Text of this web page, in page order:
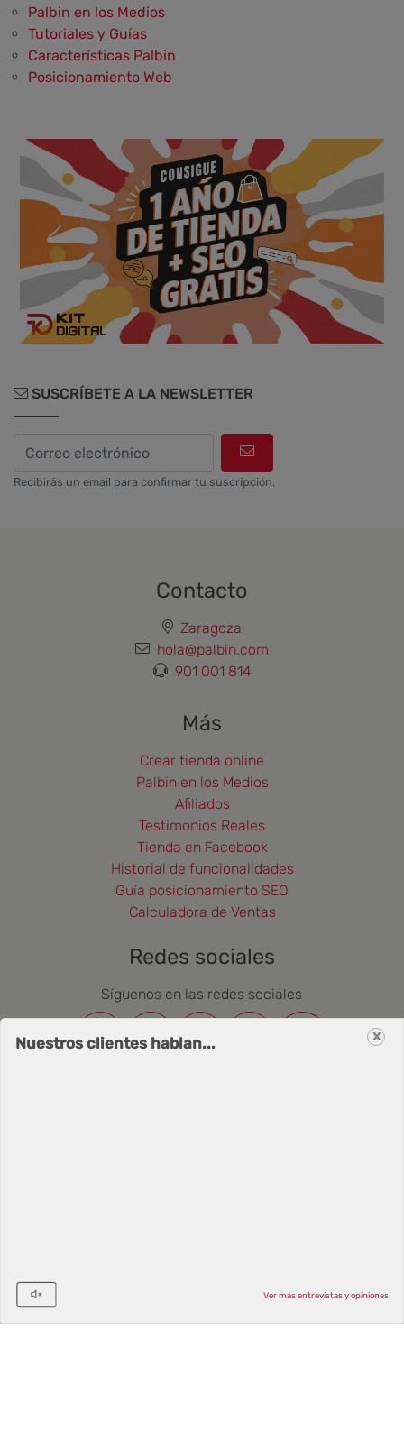
Nuestros clientes hablan... x
Ver más entrevistas y opiniones
Palbin en los Medios
Tutoriales y Guías
Características Palbin
Posicionamiento Web
Aplicaciones y Herramientas
Testimonios y Opiniones de Palbin.com
Diseño web y UX
SUSCRÍBETE A LA NEWSLETTER
Recibirás un email para confirmar tu suscripción.
Contacto
Zaragoza
hola@palbin.com
901 001 814
Más
Crear tienda online
Palbin en los Medios
Afiliados
Testimonios Reales
Tienda en Facebook
Historial de funcionalidades
Guía posicionamiento SEO
Calculadora de Ventas
Redes sociales
Síguenos en las redes sociales